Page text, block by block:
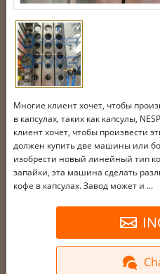
Многие клиент хочет, чтобы
в капсулах, таких как капсулы,
клиент хочет, чтобы произвести
должен купить две машины или
изобрести новый линейный тип
запайки, эта машина сделать
кофе в капсулах. Завод может и ...